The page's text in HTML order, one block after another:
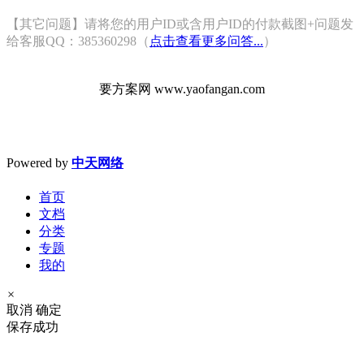
【其它问题】请将您的用户ID或含用户ID的付款截图+问题发
给客服QQ：385360298（ 点击查看更多问答...）
要方案网 www.yaofangan.com
Powered by 中天网络
首页
文档
分类
专题
我的
×
取消 确定
保存成功